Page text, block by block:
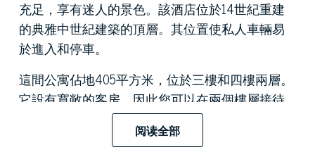
充足，享有迷人的景色。該酒店位於14世紀重建
的典雅中世紀建築的頂層。其位置使私人車輛易
於進入和停車。
這間公寓佔地405平方米，位於三樓和四樓兩層。
它設有寬敞的客房，因此您可以在兩個樓層接待
客人；這些通過引人注目的內部樓梯相連，該樓
梯通向屋頂露台。兩層樓也有自己的獨立系統，
阅读全部